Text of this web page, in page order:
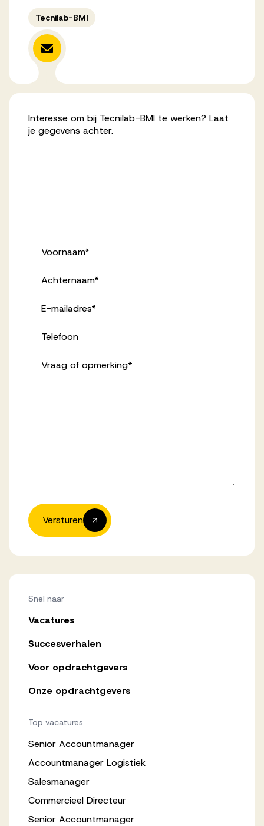
Aanmelden
Werken bij AV
Inspiratie
Tecnilab-BMI
Interesse om bij Tecnilab-BMI te werken? Laat
je gegevens achter.
Voornaam*
Achternaam*
E-mailadres*
Telefoon
Vraag of opmerking*
Versturen
Snel naar
Vacatures
Succesverhalen
Voor opdrachtgevers
Onze opdrachtgevers
Top vacatures
Senior Accountmanager
Accountmanager Logistiek
Salesmanager
Commercieel Directeur
Senior Accountmanager